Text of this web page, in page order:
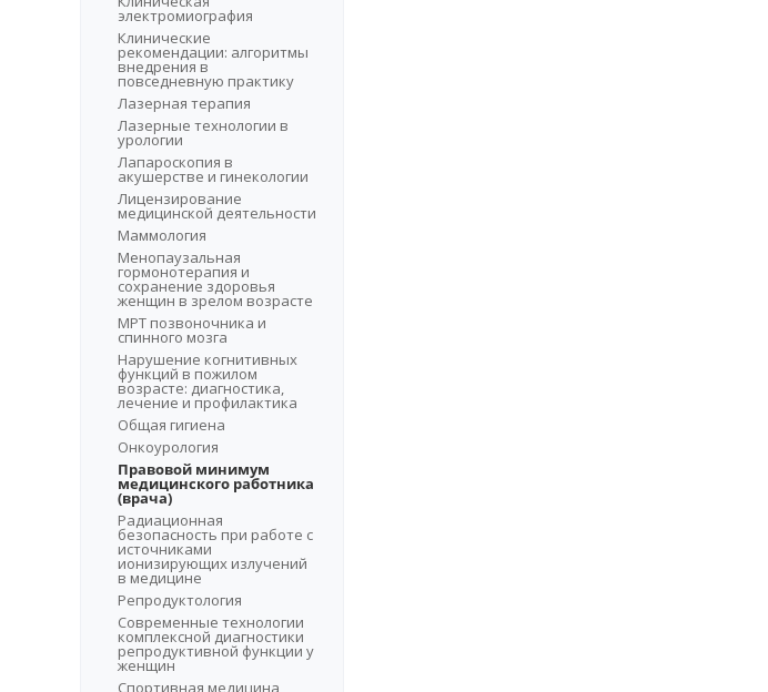
электромиография
Клинические
рекомендации: алгоритмы
внедрения в
повседневную практику
Лазерная терапия
Лазерные технологии в
урологии
Лапароскопия в
акушерстве и гинекологии
Лицензирование
медицинской деятельности
Маммология
Менопаузальная
гормонотерапия и
сохранение здоровья
женщин в зрелом возрасте
МРТ позвоночника и
спинного мозга
Нарушение когнитивных
функций в пожилом
возрасте: диагностика,
лечение и профилактика
Общая гигиена
Онкоурология
Правовой минимум
медицинского работника
(врача)
Радиационная
безопасность при работе с
источниками
ионизирующих излучений
в медицине
Репродуктология
Современные технологии
комплексной диагностики
репродуктивной функции у
женщин
Спортивная медицина